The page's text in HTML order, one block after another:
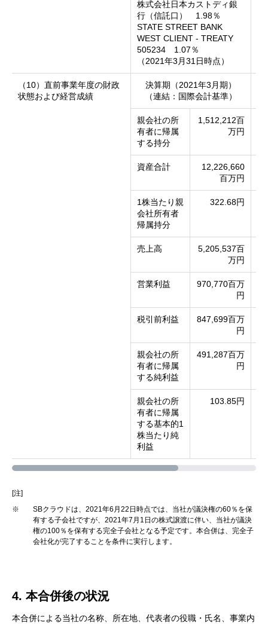
株式会社日本カストディ銀
行（信託口） 1.98％
STATE STREET BANK
WEST CLIENT - TREATY
505234 1.07％
（2021年3月31日時点）
（10）直前事業年度の財政
状態および経営成績
決算期（2021年3月期）
（連結：国際会計基準）
親会社の所
有者に帰属
する持分
1,512,212百
万円
資産合計
12,226,660
百万円
1株当たり親
会社所有者
帰属持分
322.68円
売上高
5,205,537百
万円
営業利益
970,770百万
円
税引前利益
847,699百万
円
親会社の所
有者に帰属
する純利益
491,287百万
円
親会社の所
有者に帰属
する基本的1
株当たり純
利益
103.85円
[注]
※
SBクラウドは、2021年6月22日時点では、当社が議決権の60％を保
有する子会社ですが、2021年7月1日の株式譲渡に伴い、当社が議決
権の100％を保有する完全子会社となる予定です。本合併は、完全子
会社化が完了することを条件に実行します。
4. 本合併後の状況
本合併による当社の名称、所在地、代表者の役職・氏名、事業内